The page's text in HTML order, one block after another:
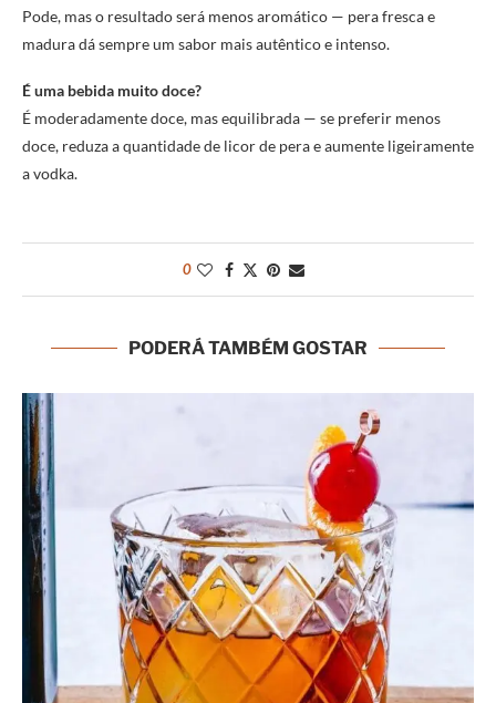
Pode, mas o resultado será menos aromático — pera fresca e
madura dá sempre um sabor mais autêntico e intenso.
É uma bebida muito doce?
É moderadamente doce, mas equilibrada — se preferir menos
doce, reduza a quantidade de licor de pera e aumente ligeiramente
a vodka.
0
PODERÁ TAMBÉM GOSTAR